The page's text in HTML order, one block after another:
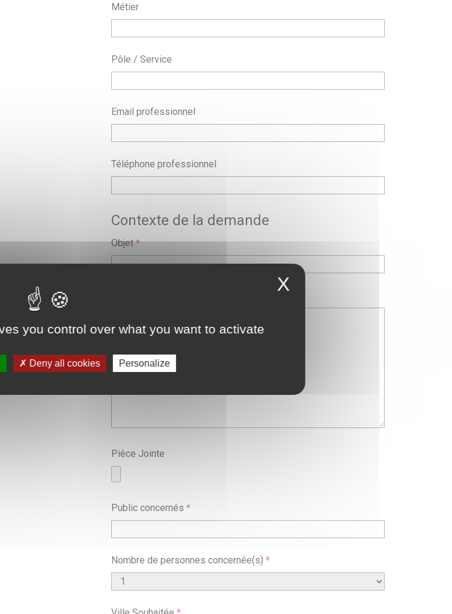
Métier
Pôle / Service
Email professionnel
Téléphone professionnel
Contexte de la demande
Objet*
Pièce Jointe
Public concernés *
Nombre de personnes concernée(s) *
X
you control over what you want to activate
Deny all cookies Personalize